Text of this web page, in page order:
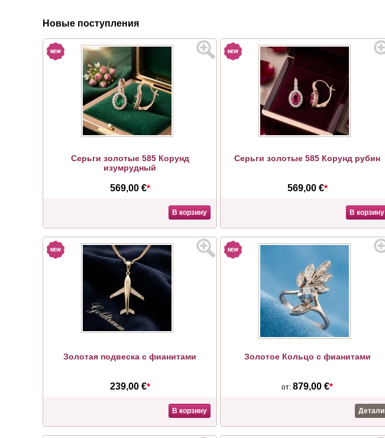
Новые поступления
Серьги золотые 585 Корунд
изумрудный
569,00 €*
В корзину
Серьги золотые 585 Корунд рубин
569,00 €*
В корзину
Золотая подвеска с фианитами
239,00 €*
В корзину
Золотое Кольцо с фианитами
от: 879,00 €*
Детали